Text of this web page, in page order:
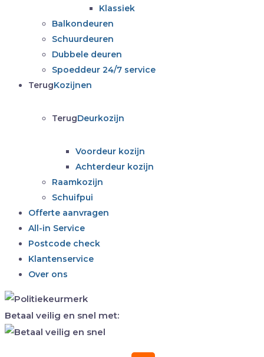
Klassiek
Balkondeuren
Schuurdeuren
Dubbele deuren
Spoeddeur 24/7 service
TerugKozijnen
TerugDeurkozijn
Voordeur kozijn
Achterdeur kozijn
Raamkozijn
Schuifpui
Offerte aanvragen
All-in Service
Postcode check
Klantenservice
Over ons
Betaal veilig en snel met: